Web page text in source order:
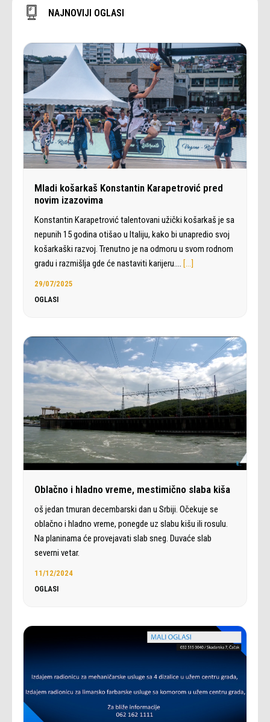
NAJNOVIJI OGLASI
Mladi košarkaš Konstantin Karapetrović pred
novim izazovima
Konstantin Karapetrović talentovani užički košarkaš je sa
nepunih 15 godina otišao u Italiju, kako bi unapredio svoj
košarkaški razvoj. Trenutno je na odmoru u svom rodnom
gradu i razmišlja gde će nastaviti karijeru.… […]
29/07/2025
OGLASI
Oblačno i hladno vreme, mestimično slaba kiša
oš jedan tmuran decembarski dan u Srbiji. Očekuje se
oblačno i hladno vreme, ponegde uz slabu kišu ili rosulu.
Na planinama će provejavati slab sneg. Duvaće slab
severni vetar.
11/12/2024
OGLASI